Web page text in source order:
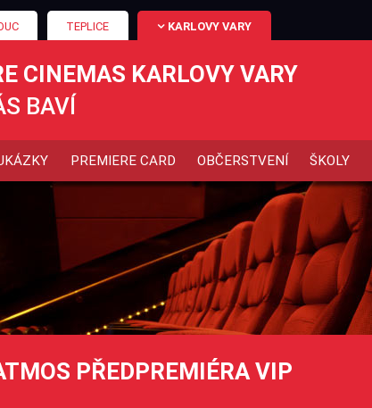
TEPLICE KARLOVY VARY
CINEMAS KARLOVY VARY
BAVÍ
PREMIERE CARD OBČERSTVENÍ ŠKOLY
PŘEDPREMIÉRA VIP